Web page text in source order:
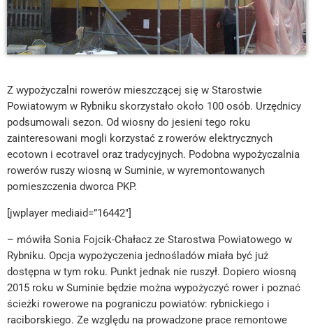
Z wypożyczalni rowerów mieszczącej się w Starostwie
Powiatowym w Rybniku skorzystało około 100 osób. Urzędnicy
podsumowali sezon. Od wiosny do jesieni tego roku
zainteresowani mogli korzystać z rowerów elektrycznych
ecotown i ecotravel oraz tradycyjnych. Podobna wypożyczalnia
rowerów ruszy wiosną w Suminie, w wyremontowanych
pomieszczenia dworca PKP.
[jwplayer mediaid=”16442″]
– mówiła Sonia Fojcik-Chałacz ze Starostwa Powiatowego w
Rybniku. Opcja wypożyczenia jednośladów miała być już
dostępna w tym roku. Punkt jednak nie ruszył. Dopiero wiosną
2015 roku w Suminie będzie można wypożyczyć rower i poznać
ścieżki rowerowe na pograniczu powiatów: rybnickiego i
raciborskiego. Ze względu na prowadzone prace remontowe